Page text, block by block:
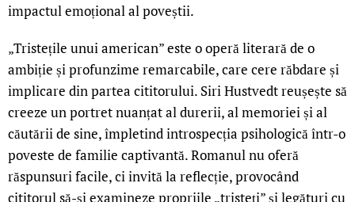
impactul emoțional al poveștii.
„Tristețile unui american” este o operă literară de o
ambiție și profunzime remarcabile, care cere răbdare și
implicare din partea cititorului. Siri Hustvedt reușește să
creeze un portret nuanțat al durerii, al memoriei și al
căutării de sine, împletind introspecția psihologică într-o
poveste de familie captivantă. Romanul nu oferă
răspunsuri facile, ci invită la reflecție, provocând
cititorul să-și examineze propriile „tristeți” și legături cu